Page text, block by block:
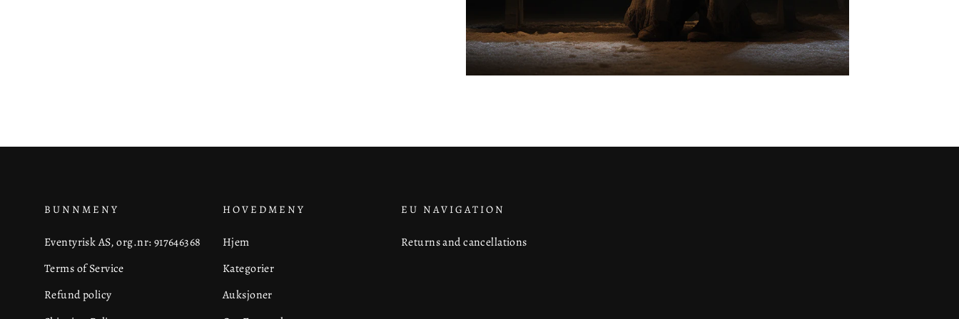
BUNNMENY
Eventyrisk AS, org.nr: 917646368
Terms of Service
Refund policy
HOVEDMENY
Hjem
Kategorier
Auksjoner
EU NAVIGATION
Returns and cancellations